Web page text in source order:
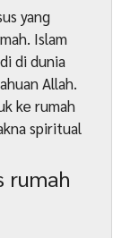
yang
Islam
di dunia
Allah.
ke rumah
spiritual
rumah